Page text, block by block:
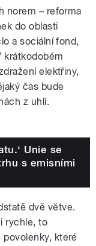
norem – reforma
do oblasti
a sociální fond,
krátkodobém
elektřiny,
čas bude
z uhlí.
Unie se
s emisními
dvě větve.
rychle, to
povolenky, které